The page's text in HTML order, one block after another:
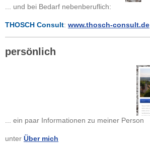
... und bei Bedarf nebenberuflich:
THOSCH Consult: www.thosch-consult.de
persönlich
... ein paar Informationen zu meiner Person
unter Über mich